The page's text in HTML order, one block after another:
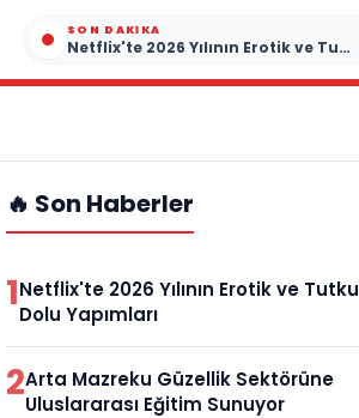
SON DAKIKA
Netflix'te 2026 Yılının Erotik ve Tutku Dolu Yapımları
🔥 Son Haberler
1Netflix'te 2026 Yılının Erotik ve Tutku
Dolu Yapımları
2Arta Mazreku Güzellik Sektörüne
Uluslararası Eğitim Sunuyor